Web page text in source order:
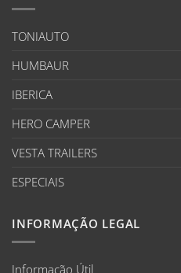
TONIAUTO
HUMBAUR
IBERICA
HERO CAMPER
VESTA TRAILERS
ESPECIAIS
INFORMAÇÃO LEGAL
Informação Útil